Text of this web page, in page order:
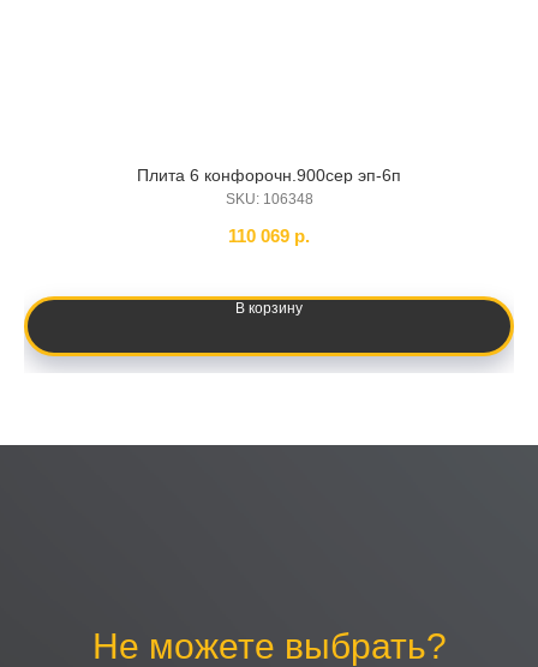
Плита 6 конфорочн.900сер эп-6п
SKU: 106348
110 069 р.
В корзину
Не можете выбрать?